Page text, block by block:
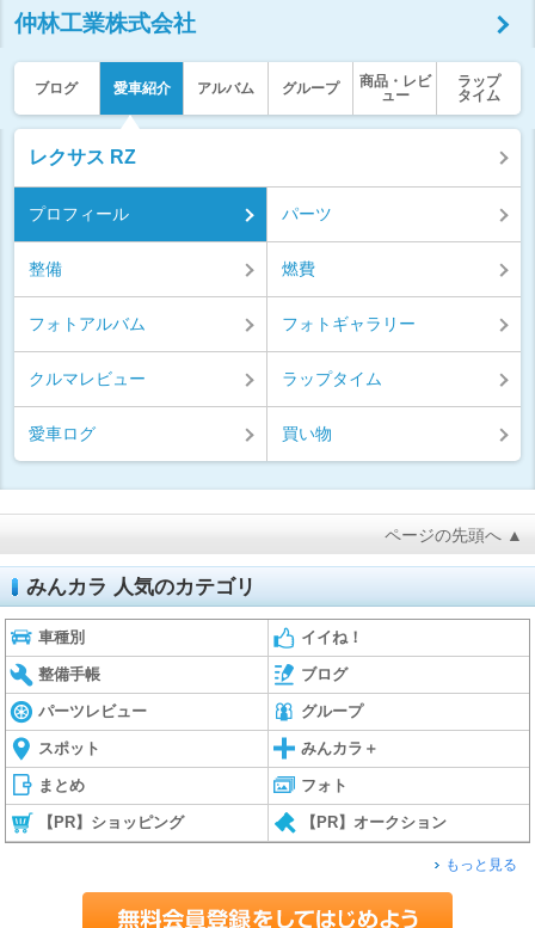
仲林工業株式会社
ブログ 愛車紹介 アルバム グループ
商品・レビ
ュー
ラップ
タイム
レクサス RZ
プロフィール パーツ
整備 燃費
フォトアルバム フォトギャラリー
クルマレビュー ラップタイム
愛車ログ 買い物
ページの先頭へ ▲
みんカラ 人気のカテゴリ
車種別 イイね！
整備手帳 ブログ
パーツレビュー グループ
スポット みんカラ＋
まとめ フォト
【PR】ショッピング 【PR】オークション
もっと見る